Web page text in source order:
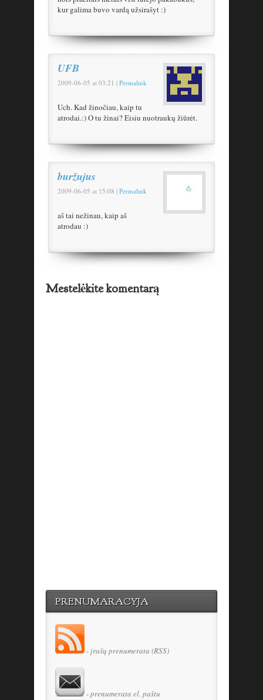
kur galima buvo vardą užsirašyt :)
UFB
2009-06-05 at 03:21 | Permalink
Uch. Kad žinočiau, kaip tu
atrodai.:) O tu žinai? Eisiu nuotraukų žiūrėt.
buržujus
2009-06-05 at 15:08 | Permalink
aš tai nežinau, kaip aš
atrodau :)
Mestelėkite komentarą
PRENUMARACYJA
- įrašų prenumerata (RSS)
- prenumerata el. paštu